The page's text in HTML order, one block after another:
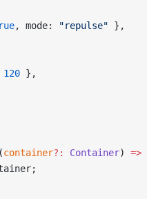
, mode: "repulse" },
120 },
container?: Container) =>